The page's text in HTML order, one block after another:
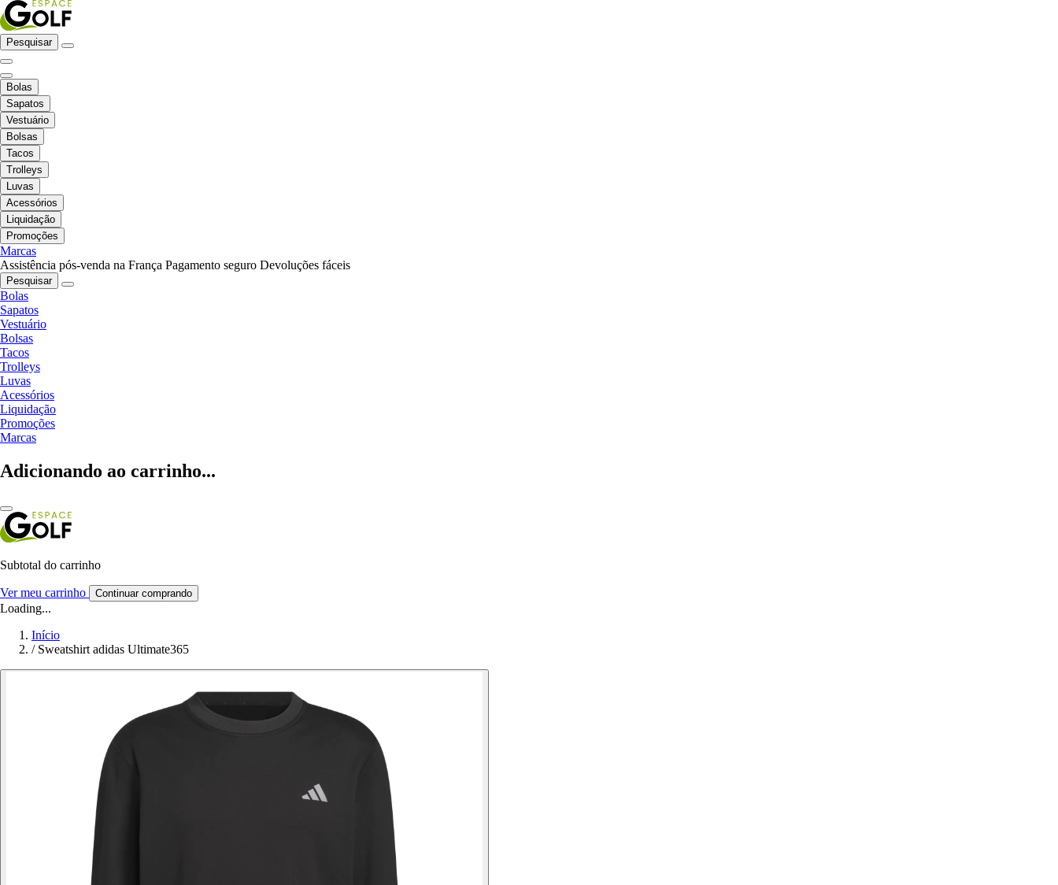
Pesquisar
Bolas
Sapatos
Vestuário
Bolsas
Tacos
Trolleys
Luvas
Acessórios
Liquidação
Promoções
Marcas
Assistência pós-venda na França Pagamento seguro Devoluções fáceis
Pesquisar
Bolas
Sapatos
Vestuário
Bolsas
Tacos
Trolleys
Luvas
Acessórios
Liquidação
Promoções
Marcas
Adicionando ao carrinho...
Subtotal do carrinho
Ver meu carrinho Continuar comprando
Loading...
Início
/ Sweatshirt adidas Ultimate365